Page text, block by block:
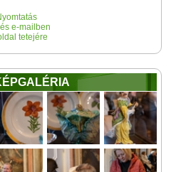
e-mailben
tetejére